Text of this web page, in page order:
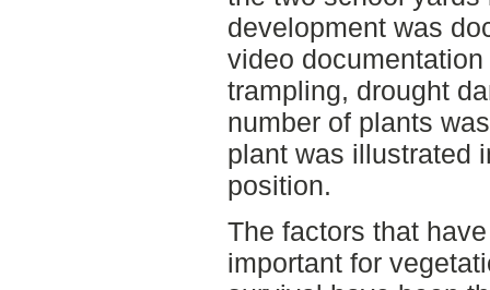
development was
video
trampling, drought
number of plants
plant was illustrated
position.
The factors that
important for